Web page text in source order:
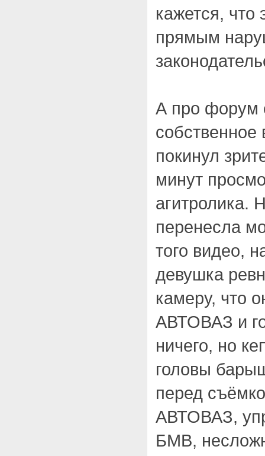
кажется, что
прямым
А про форум
собственное
покинул
минут
агитролика.
перенесла
того видео,
девушка
камеру, что
АВТОВАЗ и
ничего, но
головы
перед
АВТОВАЗ,
БМВ,